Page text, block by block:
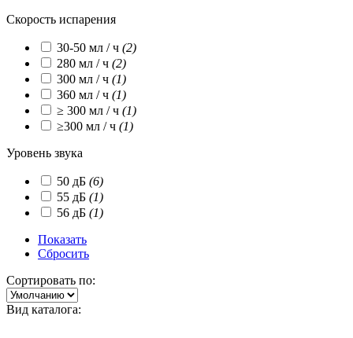
Скорость испарения
30-50 мл / ч (2)
280 мл / ч (2)
300 мл / ч (1)
360 мл / ч (1)
≥ 300 мл / ч (1)
≥300 мл / ч (1)
Уровень звука
50 дБ (6)
55 дБ (1)
56 дБ (1)
Показать
Сбросить
Сортировать по:
Вид каталога: